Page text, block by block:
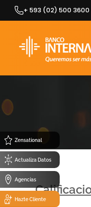
Zensational
Actualiza Datos
Agencias
Hazte Cliente
Skip
+ 593 (02) 500 3600